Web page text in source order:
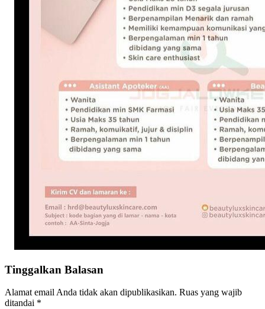
Tinggalkan Balasan
Alamat email Anda tidak akan dipublikasikan. Ruas yang wajib
ditandai *